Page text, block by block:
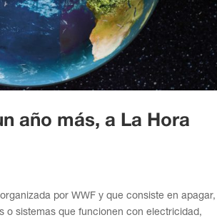
año más, a La Hora
por WWF y que consiste en apagar,
o sistemas que funcionen con electricidad,